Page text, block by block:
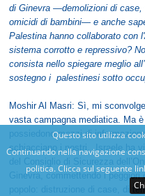
Questo sito utilizza
Continuando nella navigazione
politica. Clicca sul seguente
di Ginevra —demolizioni di case,
omicidi di bambini— e anche
Palestina hanno collaborato con
sistema corrotto e repressivo?
consista nello spiegare meglio
sostegno i palestinesi sotto
Moshir Al Masri: Sì, mi
vasta campagna mediatica. Ma
possiedono mezzi di
schiacciano i nostri. Israele ha
del Consiglio di Sicurezza
Ginevra, commettendo i
popolo: distruzione di case, di